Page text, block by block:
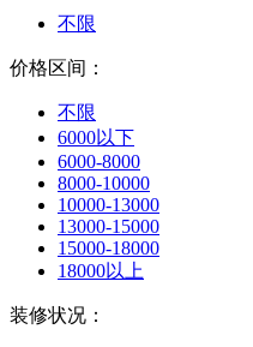
不限
价格区间：
不限
6000以下
6000-8000
8000-10000
10000-13000
13000-15000
15000-18000
18000以上
装修状况：